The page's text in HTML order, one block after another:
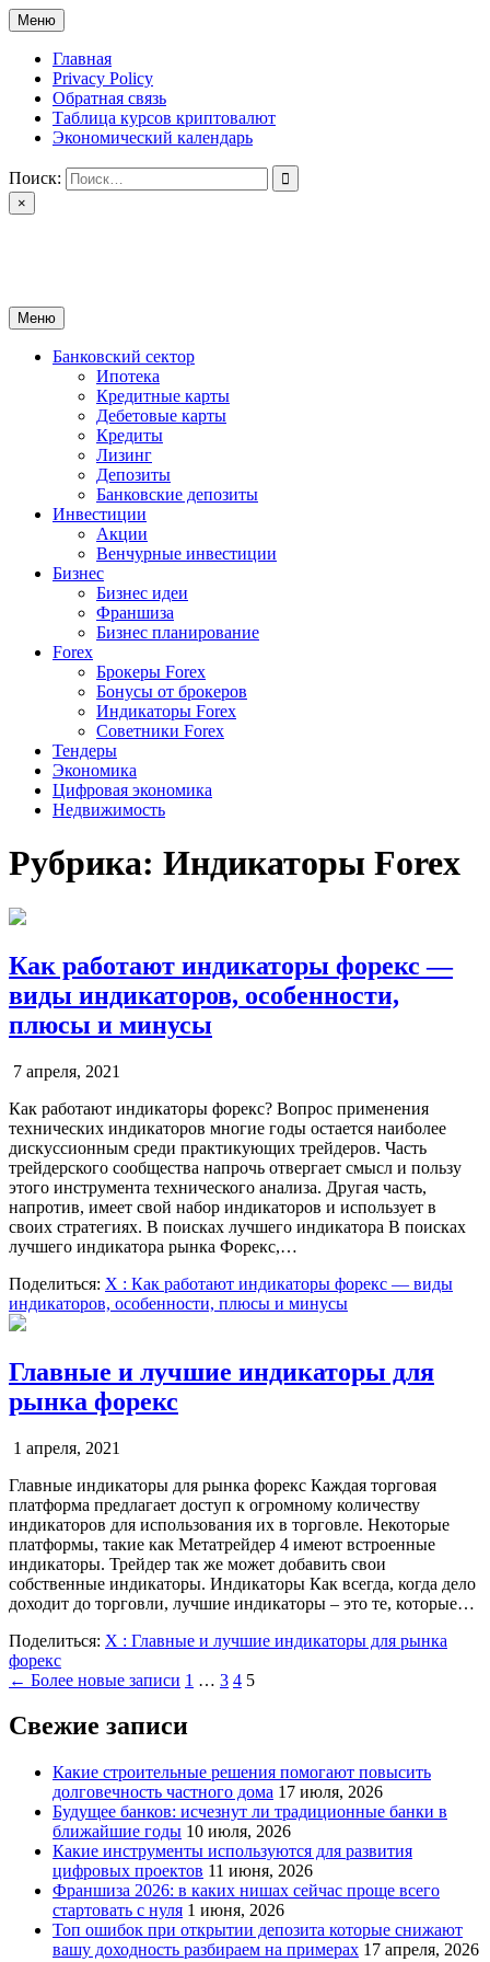
Перейти
к
содержимому
Меню
Главная
Privacy Policy
Обратная связь
Таблица курсов криптовалют
Экономический календарь
Поиск:
×
Меню
Банковский сектор
Ипотека
Кредитные карты
Дебетовые карты
Кредиты
Лизинг
Депозиты
Банковские депозиты
Инвестиции
Акции
Венчурные инвестиции
Бизнес
Бизнес идеи
Франшиза
Бизнес планирование
Forex
Брокеры Forex
Бонусы от брокеров
Индикаторы Forex
Советники Forex
Тендеры
Экономика
Цифровая экономика
Недвижимость
Рубрика: Индикаторы Forex
Как работают индикаторы форекс —
виды индикаторов, особенности,
плюсы и минусы
7 апреля, 2021
Как работают индикаторы форекс? Вопрос применения
технических индикаторов многие годы остается наиболее
дискуссионным среди практикующих трейдеров. Часть
трейдерского сообщества напрочь отвергает смысл и пользу
этого инструмента технического анализа. Другая часть,
напротив, имеет свой набор индикаторов и использует в
своих стратегиях. В поисках лучшего индикатора В поисках
лучшего индикатора рынка Форекс,…
Поделиться: X : Как работают индикаторы форекс — виды
индикаторов, особенности, плюсы и минусы
Главные и лучшие индикаторы для
рынка форекс
1 апреля, 2021
Главные индикаторы для рынка форекс Каждая торговая
платформа предлагает доступ к огромному количеству
индикаторов для использования их в торговле. Некоторые
платформы, такие как Метатрейдер 4 имеют встроенные
индикаторы. Трейдер так же может добавить свои
собственные индикаторы. Индикаторы Как всегда, когда дело
доходит до торговли, лучшие индикаторы – это те, которые…
Поделиться: X : Главные и лучшие индикаторы для рынка
форекс
Пагинация
записей
← Более новые записи 1 … 3 4 5
Свежие записи
Какие строительные решения помогают повысить
долговечность частного дома 17 июля, 2026
Будущее банков: исчезнут ли традиционные банки в
ближайшие годы 10 июля, 2026
Какие инструменты используются для развития
цифровых проектов 11 июня, 2026
Франшиза 2026: в каких нишах сейчас проще всего
стартовать с нуля 1 июня, 2026
Топ ошибок при открытии депозита которые снижают
вашу доходность разбираем на примерах 17 апреля, 2026